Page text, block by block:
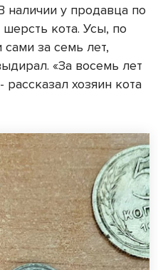
наличии у продавца по
кота. Усы, по
за семь лет,
«За восемь лет
рассказал хозяин кота